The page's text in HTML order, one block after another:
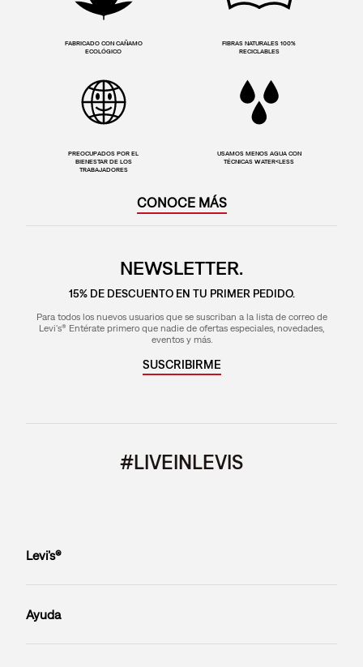
FABRICADO CON CAÑAMO
ECOLÓGICO
FIBRAS NATURALES 100%
RECICLABLES
PREOCUPADOS POR EL
BIENESTAR DE LOS
TRABAJADORES
USAMOS MENOS AGUA CON
TÉCNICAS WATER<LESS
CONOCE MÁS
NEWSLETTER.
15% DE DESCUENTO EN TU PRIMER PEDIDO.
Para todos los nuevos usuarios que se suscriban a la lista de correo de
Levi's® Entérate primero que nadie de ofertas especiales, novedades,
eventos y más.
SUSCRIBIRME
#LIVEINLEVIS
Levi’s®
Ayuda